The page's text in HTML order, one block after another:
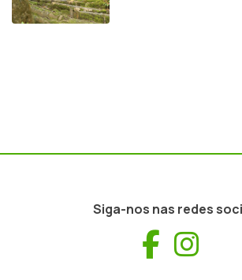
Siga-nos nas redes